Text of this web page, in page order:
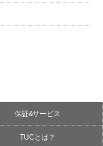
保証&サービス
TUCとは？